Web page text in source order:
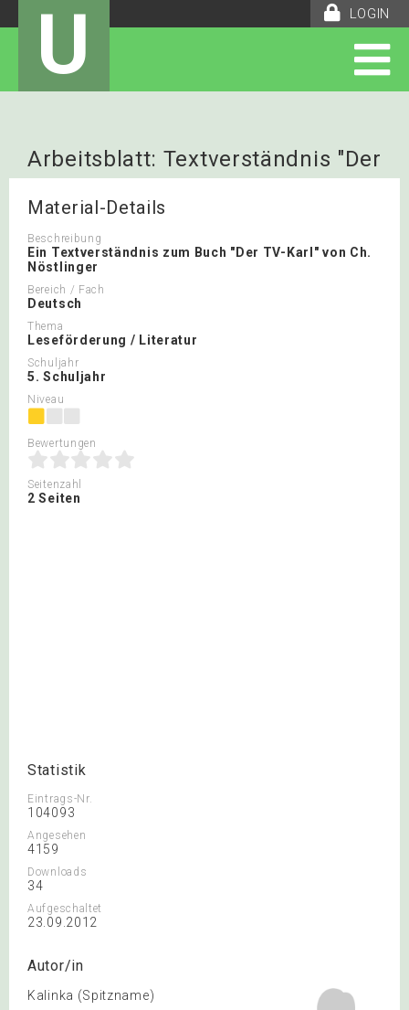
LOGIN
U
Arbeitsblatt: Textverständnis "Der
TV-Karl"
Material-Details
Beschreibung
Ein Textverständnis zum Buch "Der TV-Karl" von Ch.
Nöstlinger
Bereich / Fach
Deutsch
Thema
Leseförderung / Literatur
Schuljahr
5. Schuljahr
Niveau
Bewertungen
Seitenzahl
2 Seiten
Statistik
Eintrags-Nr.
104093
Angesehen
4159
Downloads
34
Aufgeschaltet
23.09.2012
Autor/in
Kalinka (Spitzname)